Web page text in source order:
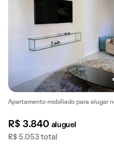
Apartamento mobiliado para alugar
R$ 3.840 aluguel
R$ 5.053 total